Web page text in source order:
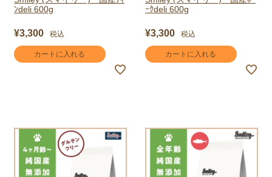
ﾝdeli 600g
¥3,300 税込
カートに入れる
ｰｸdeli 600g
¥3,300 税込
カートに入れる